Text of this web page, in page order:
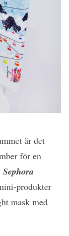
är det
för en
Sephora
produkter
mask med